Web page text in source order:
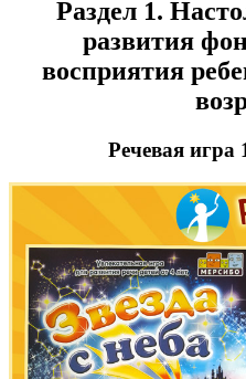
Раздел 1.
развития
восприятия
Речевая игра